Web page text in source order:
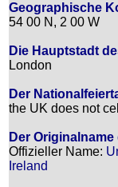
Geographische
54 00 N, 2 00 W
Die Hauptstadt
London
Der
the UK does not
Der
Offizieller Name:
Ireland